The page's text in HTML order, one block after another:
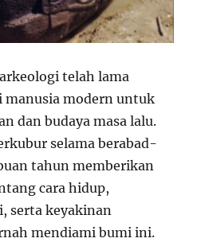
telah lama
manusia modern untuk
dan budaya masa lalu.
selama berabad-
tahun memberikan
cara hidup,
serta keyakinan
mendiami bumi ini.